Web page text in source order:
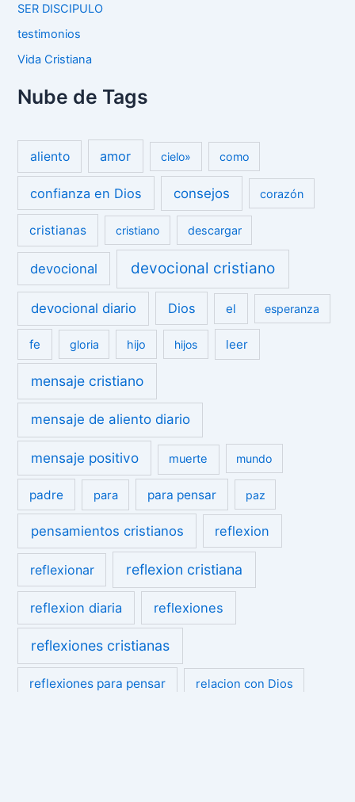
SER DISCIPULO
testimonios
Vida Cristiana
Nube de Tags
aliento amor cielo» como
confianza en Dios consejos corazón
cristianas cristiano descargar
devocional devocional cristiano
devocional diario Dios el esperanza
fe gloria hijo hijos leer
mensaje cristiano
mensaje de aliento diario
mensaje positivo muerte mundo
padre para para pensar paz
pensamientos cristianos reflexion
reflexionar reflexion cristiana
reflexion diaria reflexiones
reflexiones cristianas
reflexiones para pensar relacion con Dios